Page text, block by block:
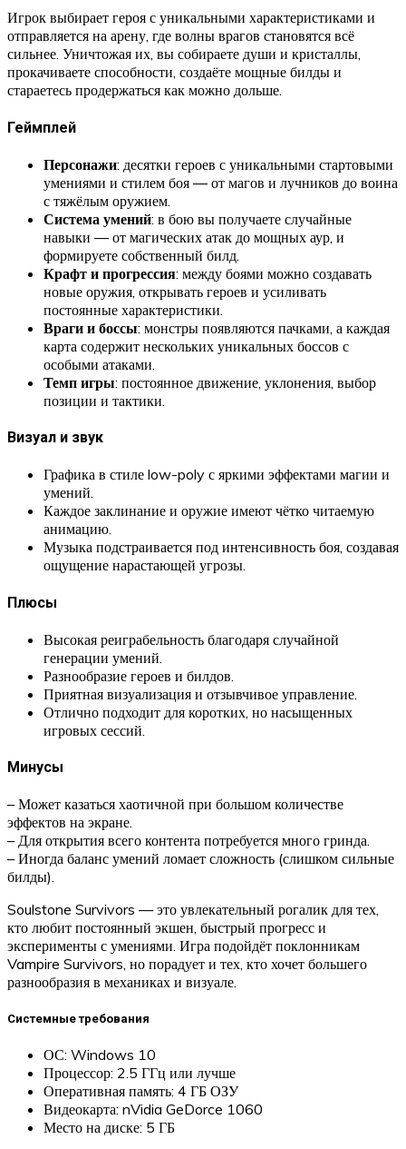
Игрок выбирает героя с уникальными характеристиками и
отправляется на арену, где волны врагов становятся всё
сильнее. Уничтожая их, вы собираете души и кристаллы,
прокачиваете способности, создаёте мощные билды и
стараетесь продержаться как можно дольше.
Геймплей
Персонажи: десятки героев с уникальными стартовыми
умениями и стилем боя — от магов и лучников до воина
с тяжёлым оружием.
Система умений: в бою вы получаете случайные
навыки — от магических атак до мощных аур, и
формируете собственный билд.
Крафт и прогрессия: между боями можно создавать
новые оружия, открывать героев и усиливать
постоянные характеристики.
Враги и боссы: монстры появляются пачками, а каждая
карта содержит нескольких уникальных боссов с
особыми атаками.
Темп игры: постоянное движение, уклонения, выбор
позиции и тактики.
Визуал и звук
Графика в стиле low-poly с яркими эффектами магии и
умений.
Каждое заклинание и оружие имеют чётко читаемую
анимацию.
Музыка подстраивается под интенсивность боя, создавая
ощущение нарастающей угрозы.
Плюсы
Высокая реиграбельность благодаря случайной
генерации умений.
Разнообразие героев и билдов.
Приятная визуализация и отзывчивое управление.
Отлично подходит для коротких, но насыщенных
игровых сессий.
Минусы
– Может казаться хаотичной при большом количестве
эффектов на экране.
– Для открытия всего контента потребуется много гринда.
– Иногда баланс умений ломает сложность (слишком сильные
билды).
Soulstone Survivors — это увлекательный рогалик для тех,
кто любит постоянный экшен, быстрый прогресс и
эксперименты с умениями. Игра подойдёт поклонникам
Vampire Survivors, но порадует и тех, кто хочет большего
разнообразия в механиках и визуале.
Системные требования
ОС: Windows 10
Процессор: 2.5 ГГц или лучше
Оперативная память: 4 ГБ ОЗУ
Видеокарта: nVidia GeDorce 1060
Место на диске: 5 ГБ